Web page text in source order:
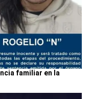
familiar en la